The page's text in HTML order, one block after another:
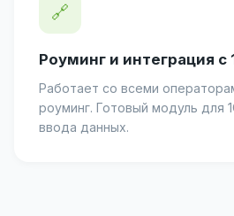
🔗
Роуминг и интеграция с
Работает со всеми
роуминг. Готовый модуль для
ввода данных.